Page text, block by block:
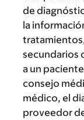
de
la
secundarios
a un
consejo
médico, el
proveedor